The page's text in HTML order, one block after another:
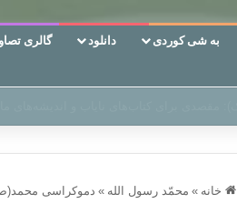
به شی کوردی دانلود گالری
خانه » محمّد رسول الله » دموکراسی